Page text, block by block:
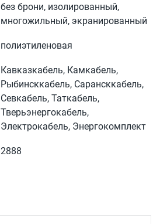
без брони, изолированный,
многожильный, экранированный
полиэтиленовая
Кавказкабель, Камкабель,
Рыбинсккабель, Сарансккабель,
Севкабель, Таткабель,
Тверьэнергокабель,
Электрокабель, Энергокомплект
2888